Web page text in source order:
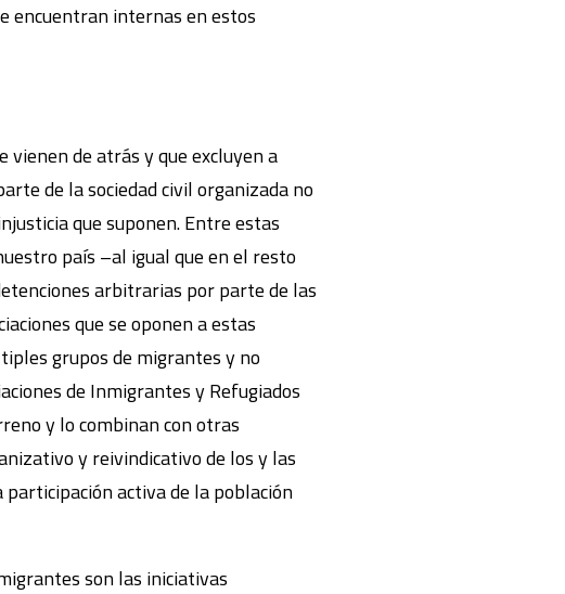
encuentran internas en estos
vienen de atrás y que excluyen a
de la sociedad civil organizada no
que suponen. Entre estas
país –al igual que en el resto
arbitrarias por parte de las
que se oponen a estas
grupos de migrantes y no
de Inmigrantes y Refugiados
y lo combinan con otras
y reivindicativo de los y las
activa de la población
son las iniciativas